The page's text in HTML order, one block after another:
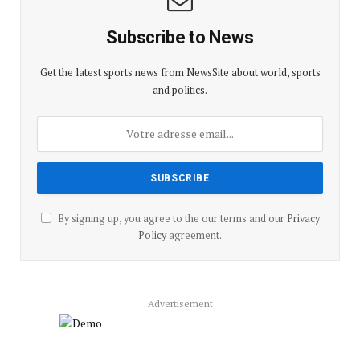
Subscribe to News
Get the latest sports news from NewsSite about world, sports
and politics.
By signing up, you agree to the our terms and our Privacy
Policyagreement.
Advertisement